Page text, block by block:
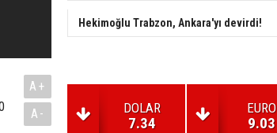
A+
A-
Hekimoğlu Trabzon, Ankara'yı devirdi!
DOLAR
7.34
EURO
9.03